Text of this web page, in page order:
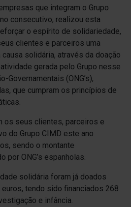
que integram o Grupo
consecutivo, realizou esta
o espírito de solidariedade,
clientes e parceiros uma
solidária, através da doação
gerada pelo Grupo nesse
Governamentais (ONG’s),
que cumpram os princípios de
os seus clientes, parceiros e
do Grupo CIMD este ano
sendo o montante
por ONG’s espanholas.
solidária foram já doados
tendo sido financiados 268
e infância.